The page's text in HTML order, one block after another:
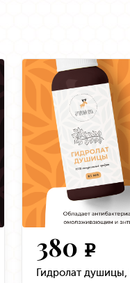
380 e
Гидролат душицы,